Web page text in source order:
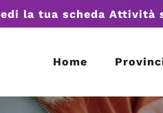
la tua scheda Attività
Home